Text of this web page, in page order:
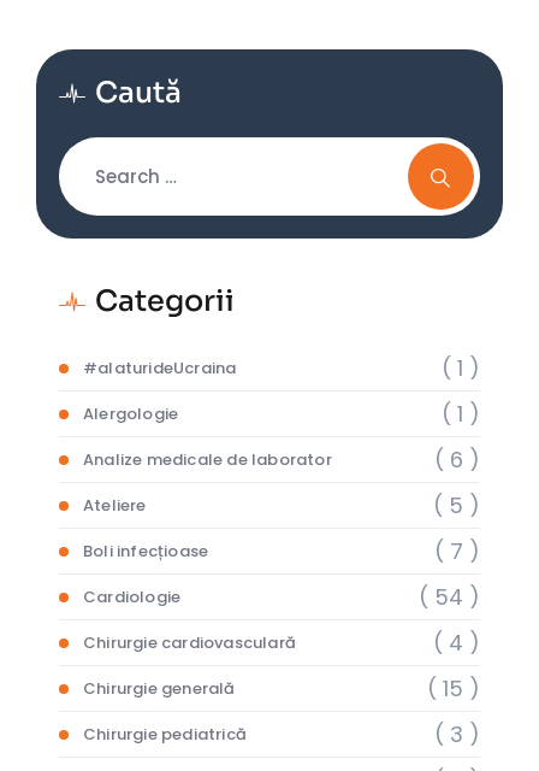
Caută
Categorii
#alaturideUcraina ( 1 )
Alergologie ( 1 )
Analize medicale de laborator ( 6 )
Ateliere ( 5 )
Boli infecțioase ( 7 )
Cardiologie ( 54 )
Chirurgie cardiovasculară ( 4 )
Chirurgie generală ( 15 )
Chirurgie pediatrică ( 3 )